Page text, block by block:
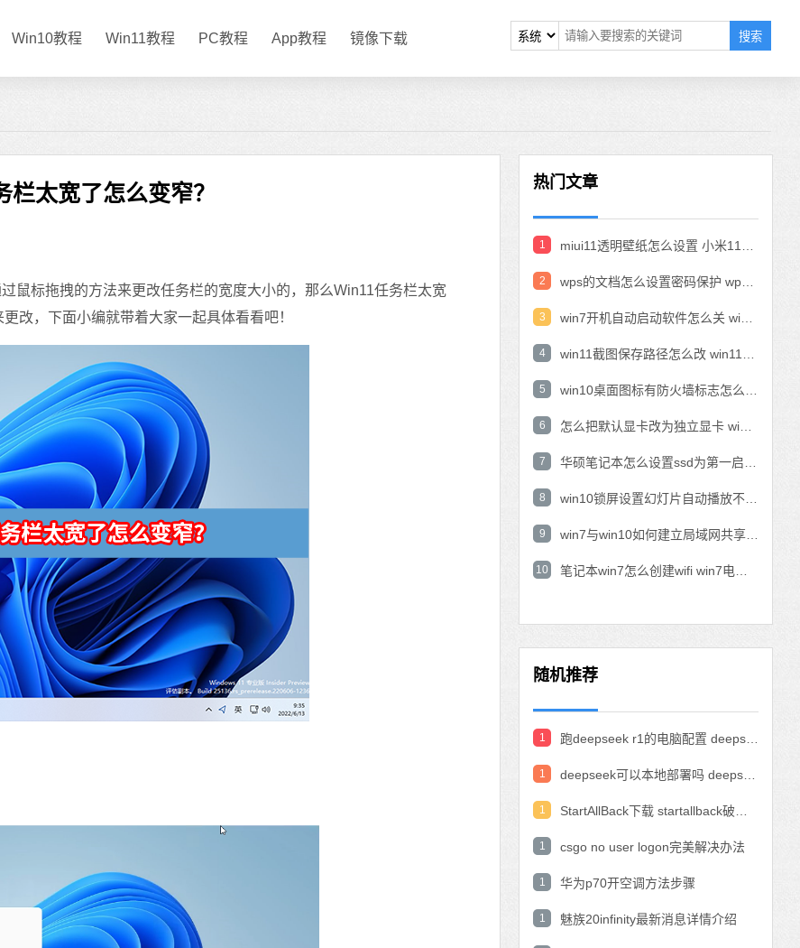
Win10教程 Win11教程 PC教程 App教程 镜像下载 搜索
栏太宽了怎么变窄？
标拖拽的方法来更改任务栏的宽度大小的，那么Win11任务栏太宽
改，下面小编就带着大家一起具体看看吧！
热门文章
1
2
3
4
5
6
7
8
9
10
随机推荐
1
1
1
1 csgo no user logon完美解决办法
1 华为p70开空调方法步骤
1 魅族20infinity最新消息详情介绍